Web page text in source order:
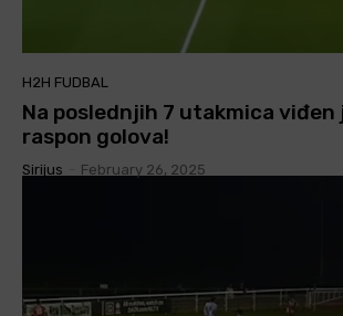
H2H FUDBAL
Na poslednjih 7 utakmica viđen
raspon golova!
Sirijus February 26, 2025